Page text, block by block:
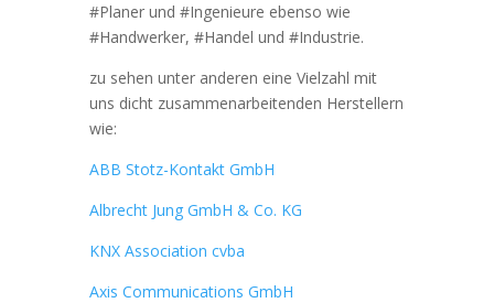
#Planer und #Ingenieure ebenso wie
#Handwerker, #Handel und #Industrie.
zu sehen unter anderen eine Vielzahl mit
uns dicht zusammenarbeitenden Herstellern
wie:
ABB Stotz-Kontakt GmbH
Albrecht Jung GmbH & Co. KG
KNXAssociation cvba
Axis Communications GmbH